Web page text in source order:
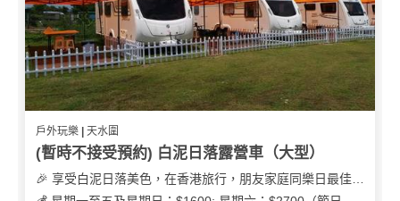
戶外玩樂 | 天水圍
(暫時不接受預約) 白泥日落露營車（大型）